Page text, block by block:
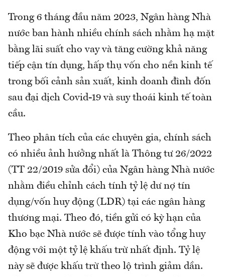
Trong 6 tháng đầu năm 2023, Ngân hàng Nhà
nước ban hành nhiều chính sách nhằm hạ mặt
bằng lãi suất cho vay và tăng cường khả năng
tiếp cận tín dụng, hấp thụ vốn cho nền kinh tế
trong bối cảnh sản xuất, kinh doanh đình đốn
sau đại dịch Covid-19 và suy thoái kinh tế toàn
cầu.
Theo phân tích của các chuyên gia, chính sách
có nhiều ảnh hưởng nhất là Thông tư 26/2022
(TT 22/2019 sửa đổi) của Ngân hàng Nhà nước
nhằm điều chỉnh cách tính tỷ lệ dư nợ tín
dụng/vốn huy động (LDR) tại các ngân hàng
thương mại. Theo đó, tiền gửi có kỳ hạn của
Kho bạc Nhà nước sẽ được tính vào tổng huy
động với một tỷ lệ khấu trừ nhất định. Tỷ lệ
này sẽ được khấu trừ theo lộ trình giảm dần.